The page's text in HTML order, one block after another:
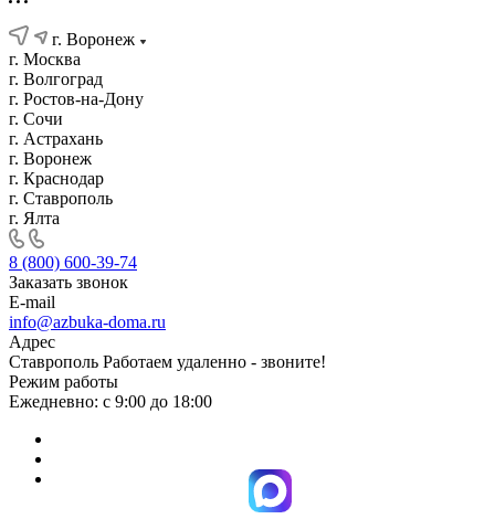
г. Воронеж
г. Москва
г. Волгоград
г. Ростов-на-Дону
г. Сочи
г. Астрахань
г. Воронеж
г. Краснодар
г. Ставрополь
г. Ялта
8 (800) 600-39-74
Заказать звонок
E-mail
info@azbuka-doma.ru
Адрес
Ставрополь Работаем удаленно - звоните!
Режим работы
Ежедневно: с 9:00 до 18:00